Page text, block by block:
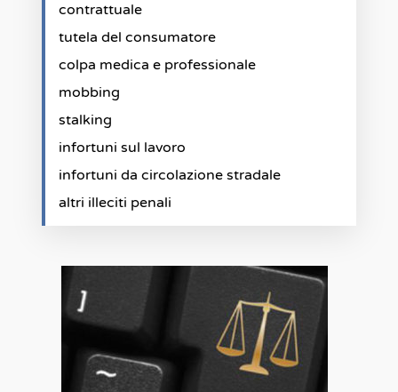
contrattuale
tutela del consumatore
colpa medica e professionale
mobbing
stalking
infortuni sul lavoro
infortuni da circolazione stradale
altri illeciti penali